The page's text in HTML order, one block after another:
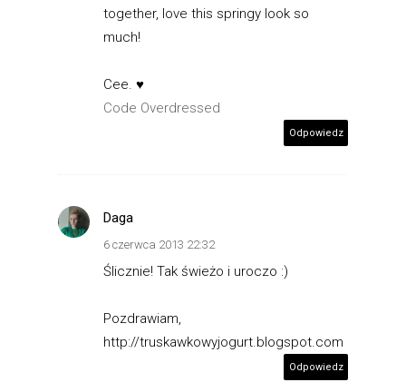
together, love this springy look so
much!
Cee. ♥
Code Overdressed
Odpowiedz
Daga
6 czerwca 2013 22:32
Ślicznie! Tak świeżo i uroczo :)
Pozdrawiam,
http://truskawkowyjogurt.blogspot.com
Odpowiedz